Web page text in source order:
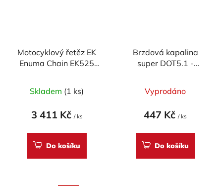
Motocyklový řetěz EK
Enuma Chain EK525
Skladem (1 ks)
3 411 Kč / ks
Do košíku
Brzdová kapalina
super DOT5.1 -
Vyprodáno
447 Kč / ks
Do košíku